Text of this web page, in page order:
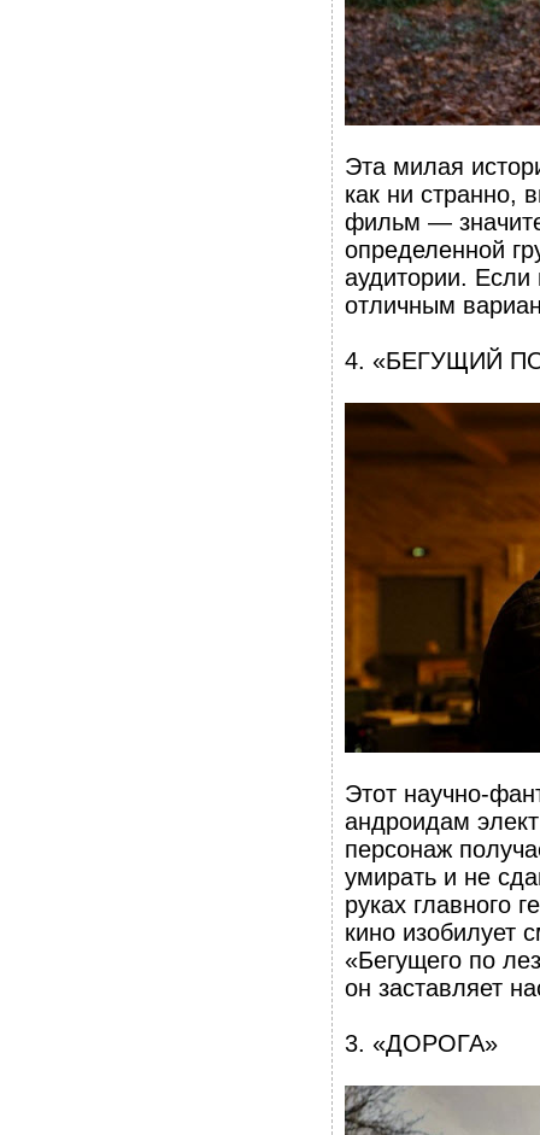
Эта милая
как ни странно,
фильм —
определенной
аудитории.
отличным
4. «БЕГУЩИЙ
Этот научно-
андроидам
персонаж
умирать и не
руках главного
кино изобилует
«Бегущего по
он заставляет
3. «ДОРОГА»